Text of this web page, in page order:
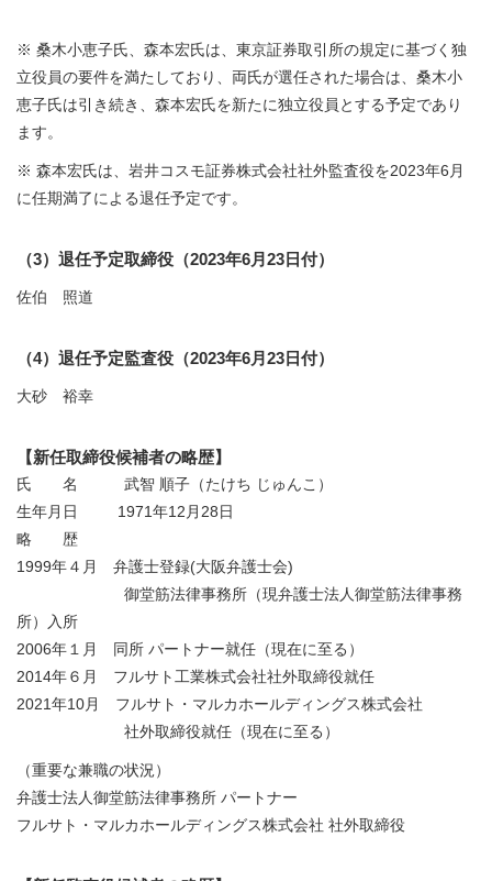
※ 桑木小恵子氏、森本宏氏は、東京証券取引所の規定に基づく独
立役員の要件を満たしており、両氏が選任された場合は、桑木小
恵子氏は引き続き、森本宏氏を新たに独立役員とする予定であり
ます。
※ 森本宏氏は、岩井コスモ証券株式会社社外監査役を2023年6月
に任期満了による退任予定です。
（3）退任予定取締役（2023年6月23日付）
佐伯 照道
（4）退任予定監査役（2023年6月23日付）
大砂 裕幸
【新任取締役候補者の略歴】
氏 名 武智 順子（たけち じゅんこ）
生年月日 1971年12月28日
略 歴
1999年４月 弁護士登録(大阪弁護士会)
御堂筋法律事務所（現弁護士法人御堂筋法律事務
所）入所
2006年１月 同所 パートナー就任（現在に至る）
2014年６月 フルサト工業株式会社社外取締役就任
2021年10月 フルサト・マルカホールディングス株式会社
社外取締役就任（現在に至る）
（重要な兼職の状況）
弁護士法人御堂筋法律事務所 パートナー
フルサト・マルカホールディングス株式会社 社外取締役